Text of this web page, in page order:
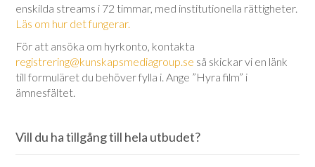
enskilda streams i 72 timmar, med institutionella rättigheter.
Läs om hur det fungerar.
För att ansöka om hyrkonto, kontakta
registrering@kunskapsmediagroup.se så skickar vi en länk
till formuläret du behöver fylla i. Ange ”Hyra film” i
ämnesfältet.
Vill du ha tillgång till hela utbudet?